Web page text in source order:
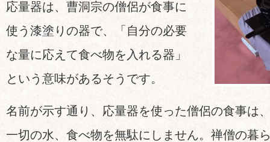
応量器は、曹洞宗の僧侶が食事に
使う漆塗りの器で、「自分の必要
な量に応えて食べ物を入れる器」
という意味があるそうです。
名前が示す通り、応量器を使った僧侶の食事は
一切の水、食べ物を無駄にしません。禅僧の暮